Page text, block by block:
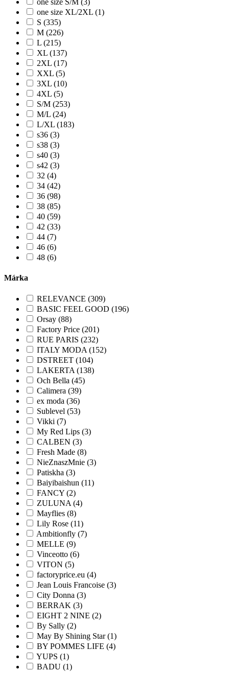
one size S/M (3)
one size XL/2XL (1)
S (335)
M (226)
L (215)
XL (137)
2XL (17)
XXL (5)
3XL (10)
4XL (5)
S/M (253)
M/L (24)
L/XL (183)
s36 (3)
s38 (3)
s40 (3)
s42 (3)
32 (4)
34 (42)
36 (98)
38 (85)
40 (59)
42 (33)
44 (7)
46 (6)
48 (6)
Márka
RELEVANCE (309)
BASIC FEEL GOOD (196)
Orsay (88)
Factory Price (201)
RUE PARIS (232)
ITALY MODA (152)
DSTREET (104)
LAKERTA (138)
Och Bella (45)
Calimera (39)
ex moda (36)
Sublevel (53)
Vikki (7)
My Red Lips (3)
CALBEN (3)
Fresh Made (8)
NieZnaszMnie (3)
Patiskha (3)
Baiyibaishun (11)
FANCY (2)
ZULUNA (4)
Mayflies (8)
Lily Rose (11)
Ambitionfly (7)
MELLE (9)
Vinceotto (6)
VITON (5)
factoryprice.eu (4)
Jean Louis Francoise (3)
City Donna (3)
BERRAK (3)
EIGHT 2 NINE (2)
By Sally (2)
May By Shining Star (1)
BY POMMES LIFE (4)
YUPS (1)
BADU (1)